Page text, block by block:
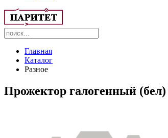
Главная
Каталог
Разное
Прожектор галогенный (бел)